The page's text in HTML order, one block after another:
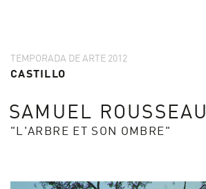
TEMPORADA DE ARTE 2012
CASTILLO
SAMUEL ROUSSEAU
"L'ARBRE ET SON OMBRE"